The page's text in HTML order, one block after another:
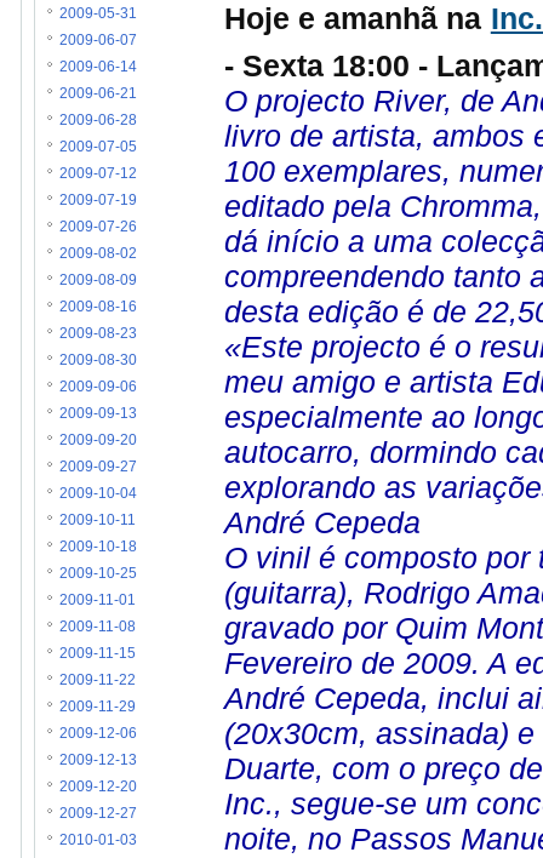
Hoje e amanhã na
- Sexta 18:00 -
O projecto River, de
livro de artista, ambos
100 exemplares,
editado pela
dá início a uma
compreendendo tanto
desta edição é de
«Este projecto é o
meu amigo e artista
especialmente ao
autocarro, dormindo
explorando as
André Cepeda
O vinil é composto por
(guitarra), Rodrigo
gravado por Quim
Fevereiro de 2009. A
André Cepeda, inclui
(20x30cm, assinada)
Duarte, com o preço
Inc., segue-se um
noite, no Passos
2009-05-31
2009-06-07
2009-06-14
2009-06-21
2009-06-28
2009-07-05
2009-07-12
2009-07-19
2009-07-26
2009-08-02
2009-08-09
2009-08-16
2009-08-23
2009-08-30
2009-09-06
2009-09-13
2009-09-20
2009-09-27
2009-10-04
2009-10-11
2009-10-18
2009-10-25
2009-11-01
2009-11-08
2009-11-15
2009-11-22
2009-11-29
2009-12-06
2009-12-13
2009-12-20
2009-12-27
2010-01-03